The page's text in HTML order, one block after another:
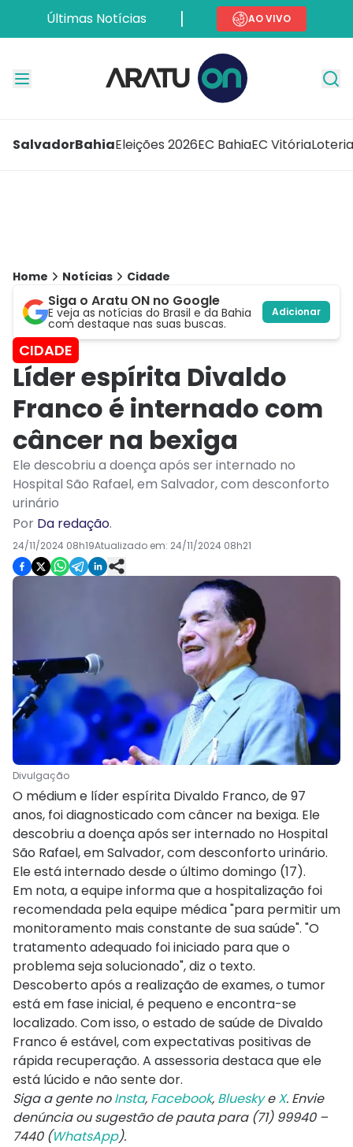
Últimas Notícias AO VIVO
SalvadorBahiaEleições 2026EC BahiaEC Vitória
Home Notícias Cidade
Siga o Aratu ON no Google
E veja as notícias do Brasil e da Bahia
com destaque nas suas buscas.
Adicionar
CIDADE
Líder espírita Divaldo
Franco é internado com
câncer na bexiga
Ele descobriu a doença após ser internado no
Hospital São Rafael, em Salvador, com desconforto
urinário
Por Da redação.
24/11/2024 08h19Atualizado em: 24/11/2024 08h21
Divulgação
O médium e líder espírita Divaldo Franco, de 97
anos, foi diagnosticado com câncer na bexiga. Ele
descobriu a doença após ser internado no Hospital
São Rafael, em Salvador, com desconforto urinário.
Ele está internado desde o último domingo (17).
Em nota, a equipe informa que a hospitalização foi
recomendada pela equipe médica "para permitir um
monitoramento mais constante de sua saúde". "O
tratamento adequado foi iniciado para que o
problema seja solucionado", diz o texto.
Descoberto após a realização de exames, o tumor
está em fase inicial, é pequeno e encontra-se
localizado. Com isso, o estado de saúde de Divaldo
Franco é estável, com expectativas positivas de
rápida recuperação. A assessoria destaca que ele
está lúcido e não sente dor.
Siga a gente noInsta, Facebook, BlueskyeX. Envie
denúncia ou sugestão de pauta para (71) 99940 –
7440 (WhatsApp).